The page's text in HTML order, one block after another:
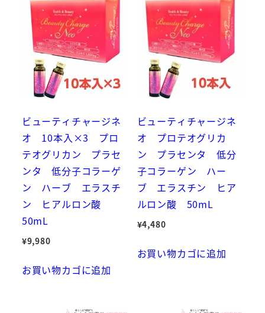
ビューティチャージネ
オ 10本入×3 プロ
テオグリカン プラセ
ンタ 低分子コラーゲ
ン ハーブ エラスチ
ン ヒアルロン酸
50mL
¥9,980
お買い物カゴに追加
ビューティチャージネ
オ プロテオグリカ
ン プラセンタ 低分
子コラーゲン ハー
ブ エラスチン ヒア
ルロン酸 50mL
¥4,480
お買い物カゴに追加